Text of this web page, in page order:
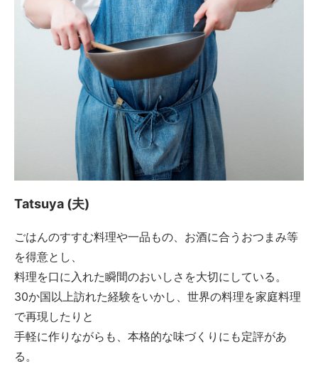
Tatsuya (夫)
ごはんのすすむ料理や一品もの、お酒に合うおつまみ等
を得意とし、
料理を口に入れた瞬間のおいしさを大切にしている。
30か国以上訪れた経験をいかし、世界の料理を家庭料理
で再現したりと
手軽に作りながらも、本格的な味づくりにも定評があ
る。